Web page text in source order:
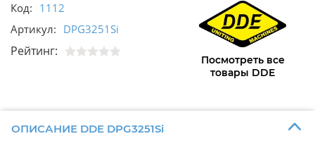
Код: 1112
Артикул: DPG3251Si
Рейтинг:
Посмотреть все
товары DDE
ОПИСАНИЕ DDE DPG3251Si